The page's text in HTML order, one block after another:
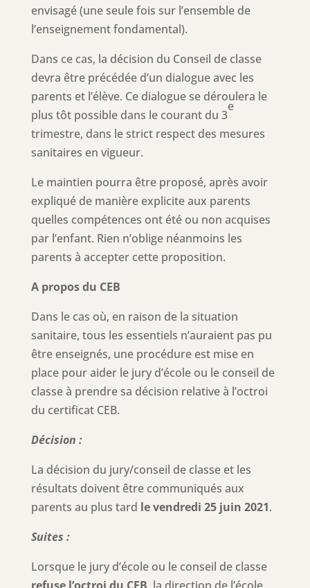
envisagé (une seule fois sur l’ensemble de
l’enseignement fondamental).
Dans ce cas, la décision du Conseil de classe
devra être précédée d’un dialogue avec les
parents et l’élève. Ce dialogue se déroulera le
plus tôt possible dans le courant du 3
e
trimestre, dans le strict respect des mesures
sanitaires en vigueur.
Le maintien pourra être proposé, après avoir
expliqué de manière explicite aux parents
quelles compétences ont été ou non acquises
par l’enfant. Rien n’oblige néanmoins les
parents à accepter cette proposition.
A propos du CEB
Dans le cas où, en raison de la situation
sanitaire, tous les essentiels n’auraient pas pu
être enseignés, une procédure est mise en
place pour aider le jury d’école ou le conseil de
classe à prendre sa décision relative à l’octroi
du certificat CEB.
Décision :
La décision du jury/conseil de classe et les
résultats doivent être communiqués aux
parents au plus tard levendredi 25 juin 2021.
Suites :
Lorsque le jury d’école ou le conseil de classe
refuse l’octroi du CEB , la direction de l’école